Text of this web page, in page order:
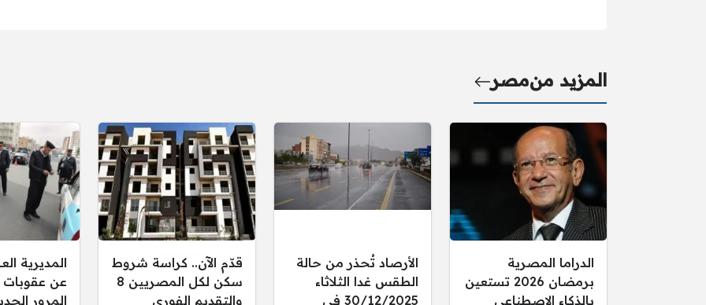
المزيد منمصر
الدراما المصرية
برمضان 2026 تستعين
بالذكاء الاصطناعي
الأرصاد تُحذر من حالة
الطقس غدا الثلاثاء
30/12/2025 في
قدّم الآن.. كراسة شروط
سكن لكل المصريين 8
والتقديم الفوري
المديرية
عن عقوبات
المرور